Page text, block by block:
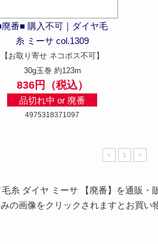
番■ 購入不可｜ダイヤ毛
糸 ミーサ col.1309
【お取り寄せ ネコポス不可】
30g玉巻 約123m
836円（税込）
品切れ中 or 廃番
4975318371097
< 1 >
糸 ダイヤ ミーサ 【廃番】を通販・
の画像をクリックされますとお買い